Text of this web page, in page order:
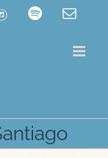
Spotify